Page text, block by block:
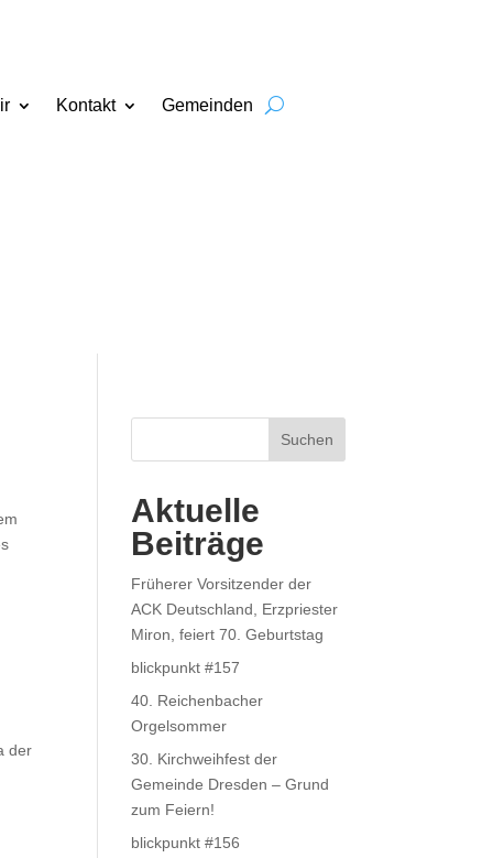
Kontakt Gemeinden
der
Suchen
Aktuelle
Beiträge
Früherer Vorsitzender der
ACK Deutschland, Erzpriester
Miron, feiert 70. Geburtstag
blickpunkt #157
40. Reichenbacher
Orgelsommer
30. Kirchweihfest der
Gemeinde Dresden – Grund
zum Feiern!
blickpunkt #156